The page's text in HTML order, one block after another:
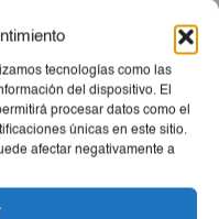
tecnologías como las
del dispositivo. El
procesar datos como el
únicas en este sitio.
afectar negativamente a